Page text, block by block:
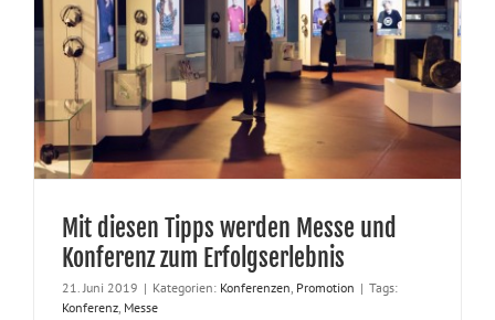
Mit diesen Tipps werden Messe und
Konferenz zum Erfolgserlebnis
21. Juni 2019 | Kategorien: Konferenzen Promotion | Tags:
Konferenz Messe